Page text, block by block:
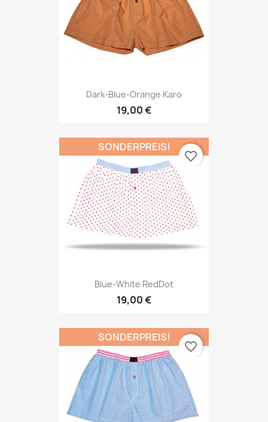
Dark-Blue-Orange Karo
19,00 €
Blue-White RedDot
19,00 €
SONDERPREIS!
favorite_border
SONDERPREIS!
favorite_border